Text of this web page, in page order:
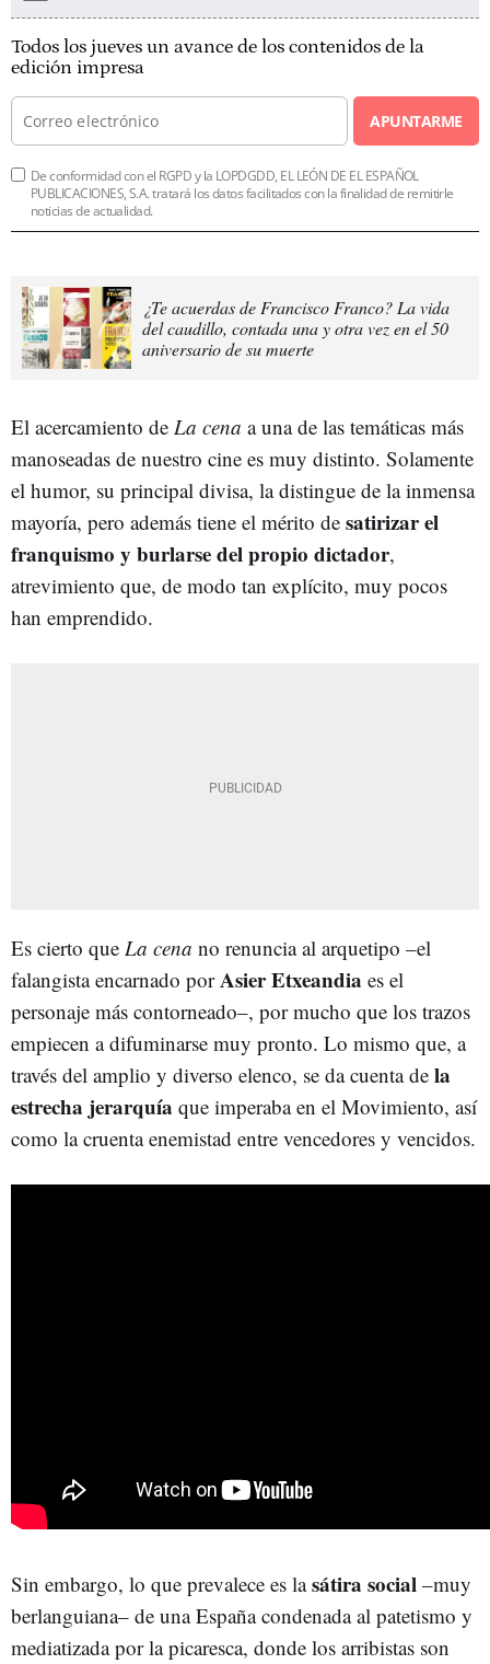
Todos los jueves un avance de los contenidos de la
edición impresa
APUNTARME
De conformidad con el RGPD y la LOPDGDD, EL LEÓN DE EL ESPAÑOL
PUBLICACIONES, S.A. tratará los datos facilitados con la finalidad de remitirle
noticias de actualidad.
¿Te acuerdas de Francisco Franco? La vida
del caudillo, contada una y otra vez en el 50
aniversario de su muerte
El acercamiento de La cena a una de las temáticas más
manoseadas de nuestro cine es muy distinto. Solamente
el humor, su principal divisa, la distingue de la inmensa
mayoría, pero además tiene el mérito de satirizar el
franquismo y burlarse del propio dictador,
atrevimiento que, de modo tan explícito, muy pocos
han emprendido.
Es cierto que La cena no renuncia al arquetipo –el
falangista encarnado porAsier Etxeandia es el
personaje más contorneado–, por mucho que los trazos
empiecen a difuminarse muy pronto. Lo mismo que, a
través del amplio y diverso elenco, se da cuenta de la
estrecha jerarquía que imperaba en el Movimiento, así
como la cruenta enemistad entre vencedores y vencidos.
Sin embargo, lo que prevalece es lasátira social –muy
berlanguiana– de una España condenada al patetismo y
mediatizada por la picaresca, donde los arribistas son